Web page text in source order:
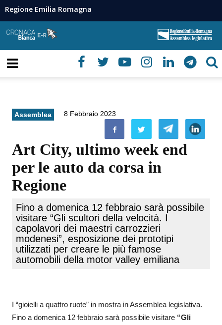
Regione Emilia Romagna
Assemblea 8 Febbraio 2023
Art City, ultimo week end
per le auto da corsa in
Regione
Fino a domenica 12 febbraio sarà possibile
visitare “Gli scultori della velocità. I
capolavori dei maestri carrozzieri
modenesi”, esposizione dei prototipi
utilizzati per creare le più famose
automobili della motor valley emiliana
I “gioielli a quattro ruote” in mostra in Assemblea legislativa.
Fino a domenica 12 febbraio sarà possibile visitare “Gli